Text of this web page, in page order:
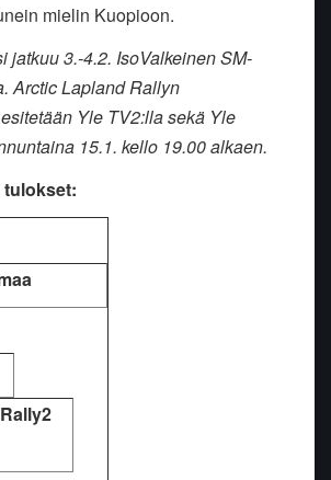
mielin Kuopioon.
jatkuu 3.-4.2. IsoValkeinen SM-
Arctic Lapland Rallyn
Yle TV2:lla sekä Yle
15.1. kello 19.00 alkaen.
: